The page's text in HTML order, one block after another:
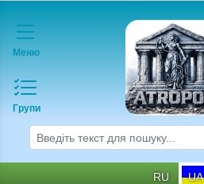
Меню
Групи
RU UA